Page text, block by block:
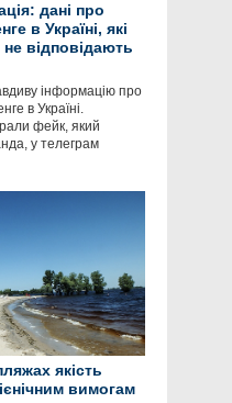
дані про
в Україні, які
відповідають
інформацію про
в Україні.
фейк, який
у телеграм
якість
вимогам